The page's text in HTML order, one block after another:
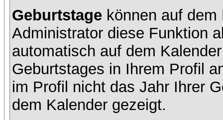
Geburtstage können auf
Administrator diese Funktion
automatisch auf dem
Geburtstages in Ihrem Profil
im Profil nicht das Jahr Ihrer
dem Kalender gezeigt.